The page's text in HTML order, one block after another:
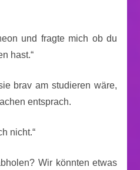
und fragte mich ob du
hast.“
brav am studieren wäre,
entsprach.
nicht.“
Wir könnten etwas